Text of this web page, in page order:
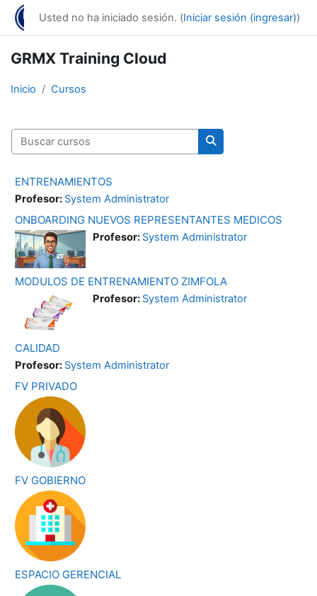
Saltar al contenido principal
Usted no ha iniciado sesión. (Iniciar sesión (ingresar))
GRMX Training Cloud
Inicio Cursos
Buscar cursos
Buscar cursos
ENTRENAMIENTOS
Profesor: System Administrator
ONBOARDING NUEVOS REPRESENTANTES MEDICOS
Profesor: System Administrator
MODULOS DE ENTRENAMIENTO ZIMFOLA
Profesor: System Administrator
CALIDAD
Profesor: System Administrator
FV PRIVADO
FV GOBIERNO
ESPACIO GERENCIAL